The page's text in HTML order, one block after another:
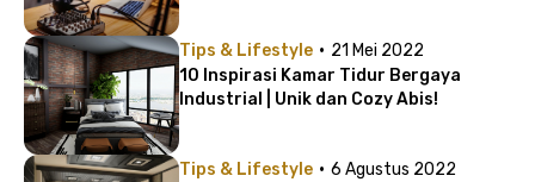
Tips & Lifestyle · 21 Mei 2022
10 Inspirasi Kamar Tidur Bergaya
Industrial | Unik dan Cozy Abis!
Tips & Lifestyle · 6 Agustus 2022